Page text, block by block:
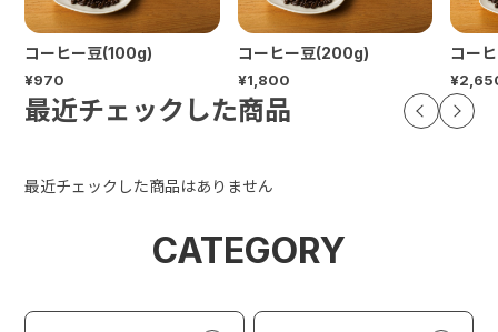
コーヒー豆(100g)
¥970
コーヒー豆(200g)
¥1,800
コー
最近チェックした商品
最近チェックした商品はありません
CATEGORY